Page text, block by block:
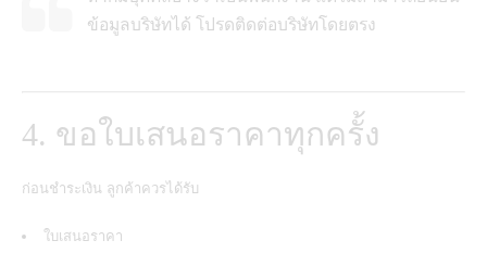
ข้อมูลบริษัทได้ โปรดติดต่อบริษัทโดยตรง
4. ขอใบเสนอราคาทุกครั้ง
ก่อนชำระเงิน ลูกค้าควรได้รับ
ใบเสนอราคา